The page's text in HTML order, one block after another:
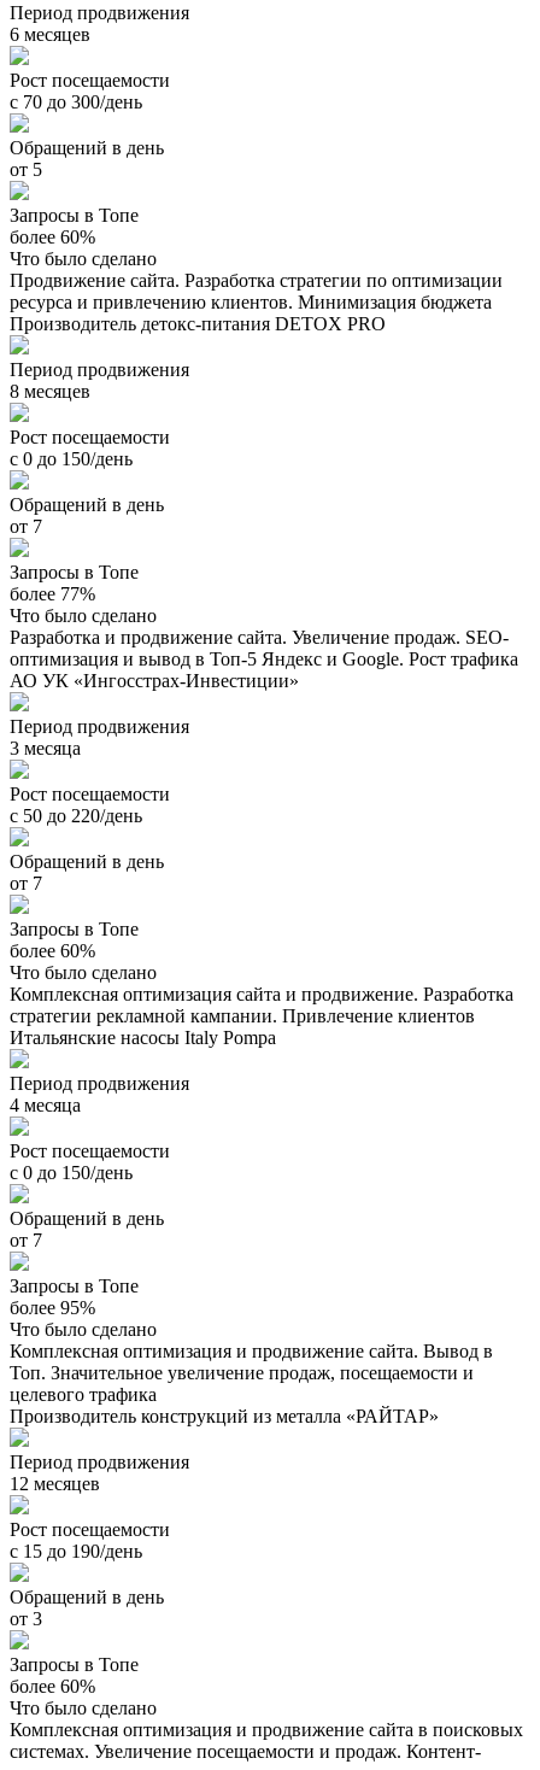
Период продвижения
6 месяцев
Рост посещаемости
с 70 до 300/день
Обращений в день
от 5
Запросы в Топе
более 60%
Что было сделано
Продвижение сайта. Разработка стратегии по оптимизации
ресурса и привлечению клиентов. Минимизация бюджета
Производитель детокс-питания DETOX PRO
Период продвижения
8 месяцев
Рост посещаемости
с 0 до 150/день
Обращений в день
от 7
Запросы в Топе
более 77%
Что было сделано
Разработка и продвижение сайта. Увеличение продаж. SEO-
оптимизация и вывод в Топ-5 Яндекс и Google. Рост трафика
АО УК «Ингосстрах-Инвестиции»
Период продвижения
3 месяца
Рост посещаемости
с 50 до 220/день
Обращений в день
от 7
Запросы в Топе
более 60%
Что было сделано
Комплексная оптимизация сайта и продвижение. Разработка
стратегии рекламной кампании. Привлечение клиентов
Итальянские насосы Italy Pompa
Период продвижения
4 месяца
Рост посещаемости
с 0 до 150/день
Обращений в день
от 7
Запросы в Топе
более 95%
Что было сделано
Комплексная оптимизация и продвижение сайта. Вывод в
Топ. Значительное увеличение продаж, посещаемости и
целевого трафика
Производитель конструкций из металла «РАЙТАР»
Период продвижения
12 месяцев
Рост посещаемости
с 15 до 190/день
Обращений в день
от 3
Запросы в Топе
более 60%
Что было сделано
Комплексная оптимизация и продвижение сайта в поисковых
системах. Увеличение посещаемости и продаж. Контент-